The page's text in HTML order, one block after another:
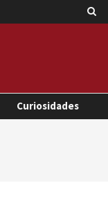
Curiosidades